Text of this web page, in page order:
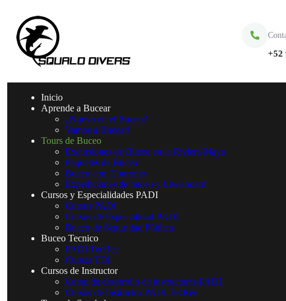
+52
Inicio
Aprende a Bucear
¿Nuevo en el Buceo?
Vamos a Bucear!
Tours de Buceo
Excursiones de Buceo en la Riviera Maya
Paquetes de Buceo
Buceo con Tiburones
Expediciones de buceo y Liveaboard
Cursos y Especialidades PADI
Cursos PADI
Cursos de Especialidad PADI
Buceo de Seguridad Pública
Buceo Tecnico
PADI TecRec
Cursos TDI
Cursos de Instructor
Curso de desarrollo de instructores PADI
Cursos de Instructor PADI TecRec